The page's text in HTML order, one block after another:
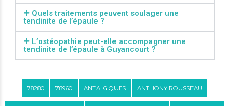
Quels traitements peuvent soulager une
tendinite de l’épaule ?
L’ostéopathie peut-elle accompagner une
tendinite de l’épaule à Guyancourt ?
78280 78960 ANTALGIQUES ANTHONY ROUSSEAU